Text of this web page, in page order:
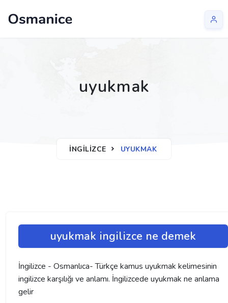
uyukmak
İNGILIZCE UYUKMAK
uyukmak ingilizce ne demek
İngilizce - Osmanlıca- Türkçe kamus uyukmak kelimesinin
ingilizce karşılığı ve anlamı. İngilizcede uyukmak ne anlama
gelir